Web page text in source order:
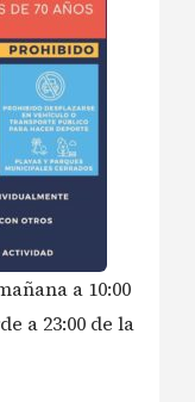
a 10:00
a 23:00 de la